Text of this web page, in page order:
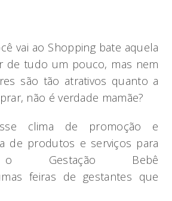
vai ao Shopping bate aquela
de tudo um pouco, mas nem
são tão atrativos quanto a
não é verdade mamãe?
clima de promoção e
de produtos e serviços para
o Gestação Bebê
feiras de gestantes que